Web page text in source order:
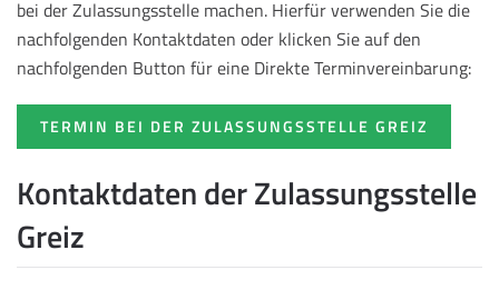
bei der Zulassungsstelle machen. Hierfür verwenden Sie die
nachfolgenden Kontaktdaten oder klicken Sie auf den
nachfolgenden Button für eine Direkte Terminvereinbarung:
TERMIN BEI DER ZULASSUNGSSTELLE GREIZ
Kontaktdaten der Zulassungsstelle
Greiz